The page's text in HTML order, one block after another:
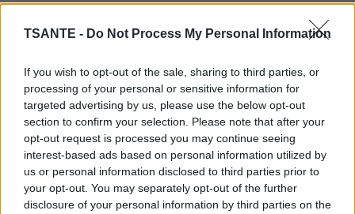
TSANTE - Do Not Process My Personal Information
If you wish to opt-out of the sale, sharing to third parties, or
processing of your personal or sensitive information for
targeted advertising by us, please use the below opt-out
section to confirm your selection. Please note that after your
opt-out request is processed you may continue seeing
interest-based ads based on personal information utilized by
us or personal information disclosed to third parties prior to
your opt-out. You may separately opt-out of the further
disclosure of your personal information by third parties on the
On a plus de succès avec les hommes:Une étude anglaise sur
un échantillon de 10 000 femmes a en effet prouvé que celles qui
mesuraient entre 1m51 et 1m58 étaient plus souvent mariées et
mères de famille à 42 ans que celles qui étaient au-dessus de la
moyenne nationale. Et bim dans les dents Adriana Karembeu.